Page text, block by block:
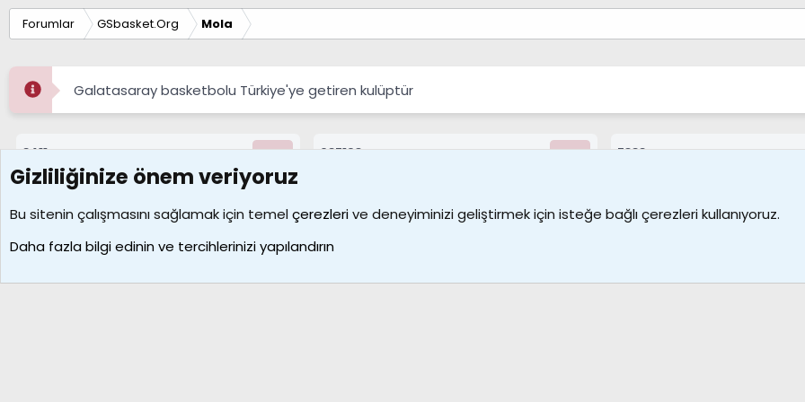
Forumlar GSbasket.Org Mola
Galatasaray basketbolu Türkiye'ye getiren kulüptür
8411
Konular
687193
7388
Çerezler Bize ulaşın
Galatasaray Basketbol | GS Basket Taraftar Platformu
Gizliliğinize önem veriyoruz
Bu sitenin çalışmasını sağlamak için temelçerezlerive deneyiminizi geliştirmek için isteğe bağlı çerezleri kullanıyoruz.
Daha fazla bilgi edinin ve tercihlerinizi yapılandırın